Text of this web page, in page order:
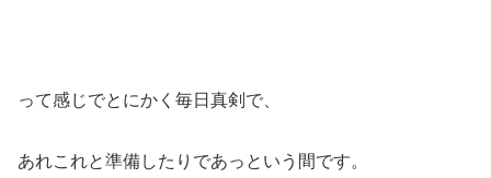
って感じでとにかく毎日真剣で、
あれこれと準備したりであっという間です。